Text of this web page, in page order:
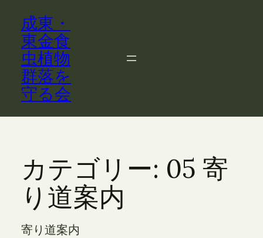
成東・
東金食
虫植物
群落を
守る会
カテゴリー: 05 寄
り道案内
寄り道案内